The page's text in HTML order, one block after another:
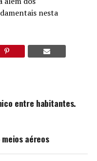
nesta
entre habitantes.
aéreos